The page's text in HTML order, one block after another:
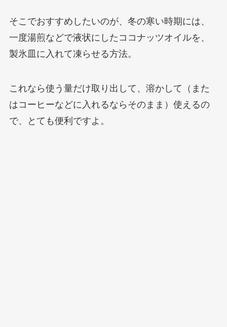
そこでおすすめしたいのが、冬の寒い時期には、
一度湯煎などで液状にしたココナッツオイルを、
製氷皿に入れて凍らせる方法。
これなら使う量だけ取り出して、溶かして（また
はコーヒーなどに入れるならそのまま）使えるの
で、とても便利ですよ。